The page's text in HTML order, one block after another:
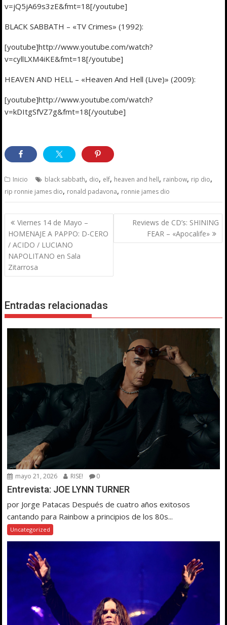
v=jQ5jA69s3zE&fmt=18[/youtube]
BLACK SABBATH – «TV Crimes» (1992):
[youtube]http://www.youtube.com/watch?
v=cyllLXM4iKE&fmt=18[/youtube]
HEAVEN AND HELL – «Heaven And Hell (Live)» (2009):
[youtube]http://www.youtube.com/watch?
v=kDItgSfVZ7g&fmt=18[/youtube]
Inicio black sabbath, dio, elf, heaven and hell, rainbow, rip dio,
rip ronnie james dio, ronald padavona, ronnie james dio
Navegación
de
entradas
Viernes 14 de Mayo –
HOMENAJE A PAPPO: D-CERO
/ ACIDO / LUCIANO
NAPOLITANO en Sala
Zitarrosa
Reviews de CD’s: SHINING
FEAR – «Apocalife»
Entradas relacionadas
mayo 21, 2026 RISE! 0
Entrevista: JOE LYNN TURNER
por Jorge Patacas Después de cuatro años exitosos
cantando para Rainbow a principios de los 80s...
Uncategorized